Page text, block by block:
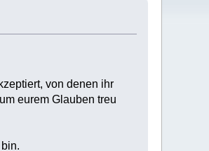
von denen ihr
eurem Glauben treu